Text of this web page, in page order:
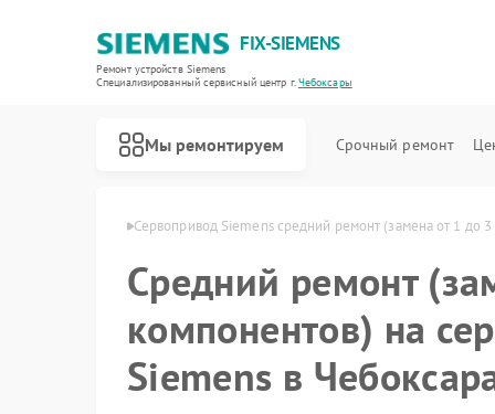
FIX-SIEMENS
Ремонт устройств Siemens
Специализированный cервисный центр г.Чебоксары
Мы ремонтируем Срочный ремонт
Сервопривод Siemens средний ремонт (замена от 1 до
Средний ремонт
компонентов) на
Siemens в